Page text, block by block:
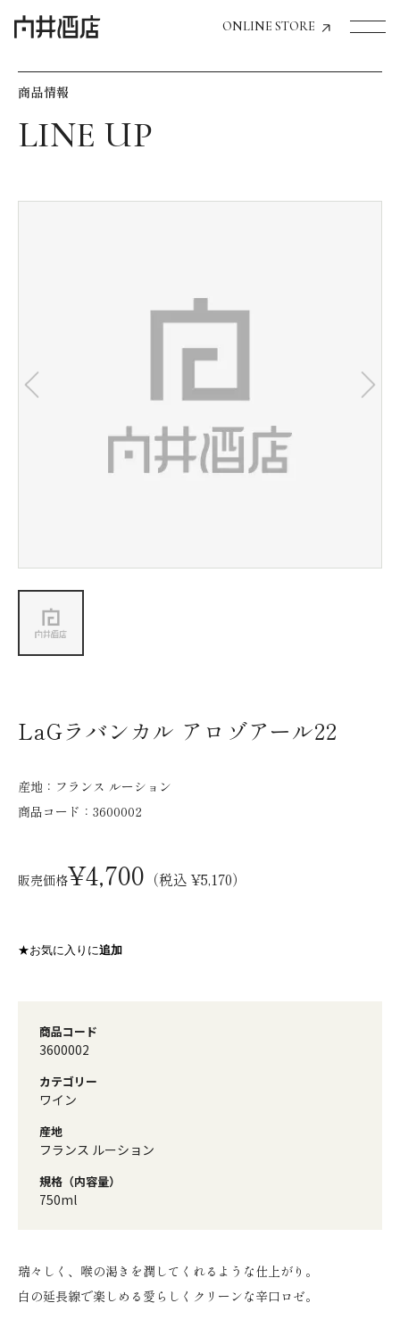
ONLINE STORE
飲食店経営のお客様
お気に入り機能の活用方法
会社情報
商品情報
LaGラバンカル アロゾアール22
産地： フランス ルーション
商品コード： 3600002
販売価格¥4,700 （税込 ¥5,170）
★お気に入りに追加
商品コード
3600002
カテゴリー
ワイン
産地
フランス ルーション
規格（内容量）
750ml
瑞々しく、喉の渇きを潤してくれるような仕上がり。
白の延長線で楽しめる愛らしくクリーンな辛口ロゼ。